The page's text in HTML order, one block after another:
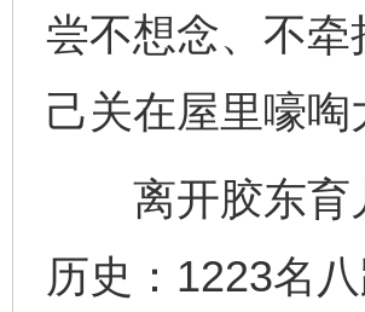
尝不想念、不
己关在屋里嚎
离开胶东育儿
历史：1223名